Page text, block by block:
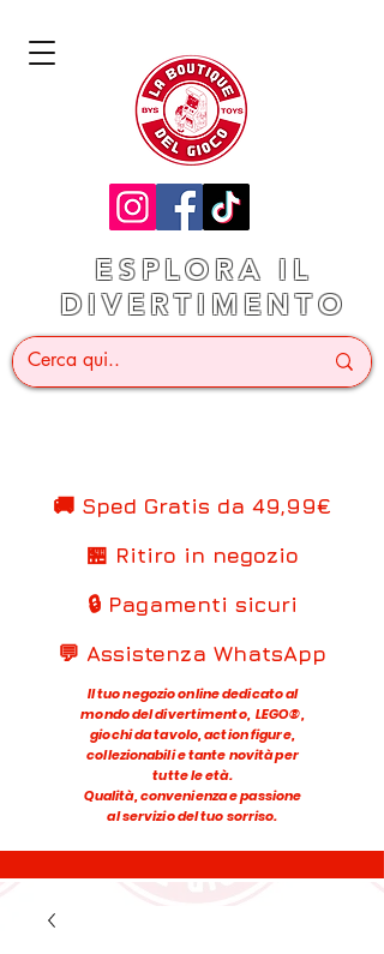
ESPLORA IL
DIVERTIMENTO
🚚 Sped Gratis da 49,99€
🏪 Ritiro in negozio
🔒 Pagamenti sicuri
💬 Assistenza WhatsApp
Il tuo negozio online dedicato al
mondo del divertimento, LEGO®,
giochi da tavolo, action figure,
collezionabili e tante novità per
tutte le età.
Qualità, convenienza e passione
al servizio del tuo sorriso.